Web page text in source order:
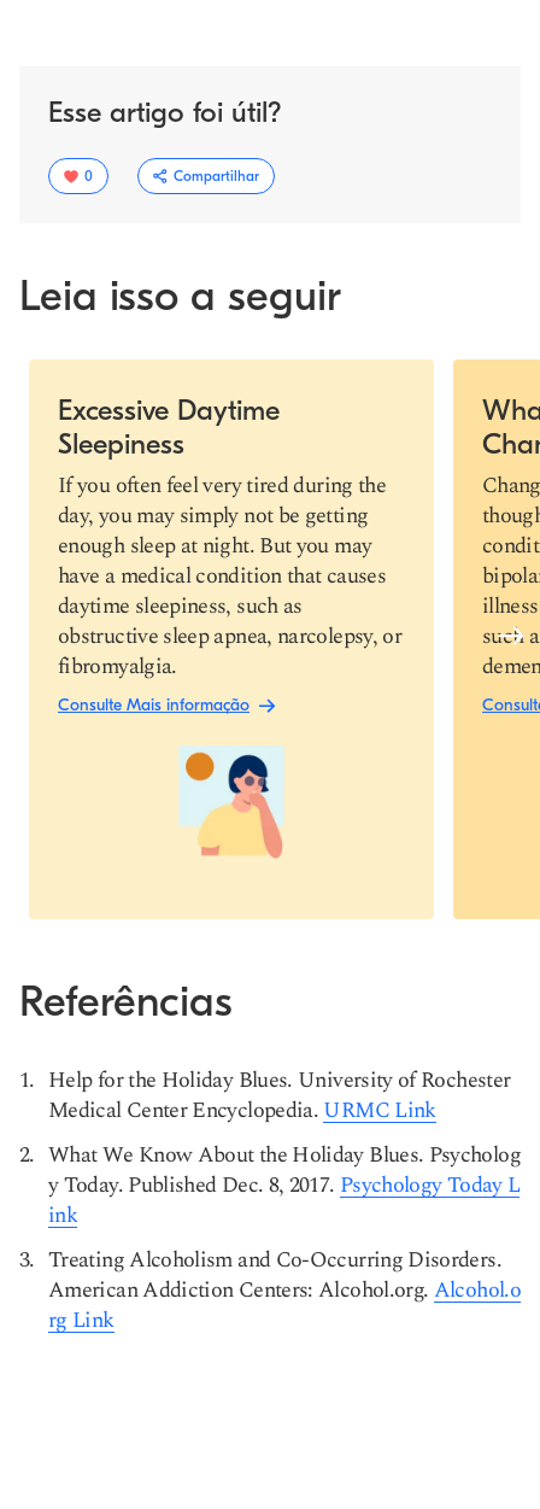
Esse artigo foi útil?
0 Compartilhar
Link de cópia
Leia isso a seguir
Slide 1 of 6
Excessive Daytime
Sleepiness
If you often feel very tired during the
day, you may simply not be getting
enough sleep at night. But you may
have a medical condition that causes
daytime sleepiness, such as
obstructive sleep apnea, narcolepsy, or
fibromyalgia.
Consulte Mais informação
such
Referências
Help for the Holiday Blues. University of Rochester
Medical Center Encyclopedia.URMC Link
What We Know About the Holiday Blues. Psycholog
y Today. Published Dec. 8, 2017. Psychology Today L
ink
Treating Alcoholism and Co-Occurring Disorders.
American Addiction Centers: Alcohol.org.Alcohol.o
rg Link